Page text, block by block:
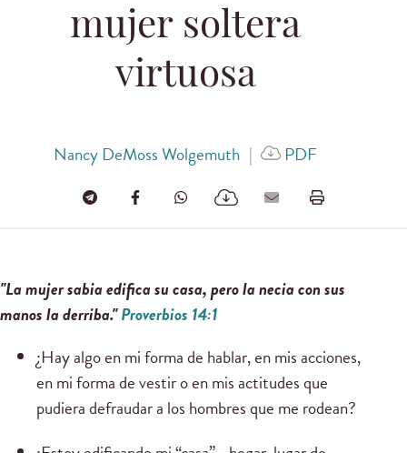
mujer soltera
virtuosa
Nancy DeMoss Wolgemuth | PDF
"La mujer sabia edifica su casa, pero la necia con sus
manos la derriba."Proverbios 14:1
¿Hay algo en mi forma de hablar, en mis acciones,
en mi forma de vestir o en mis actitudes que
pudiera defraudar a los hombres que me rodean?